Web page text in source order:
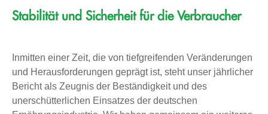
Stabilität und Sicherheit für die Verbraucher
Inmitten einer Zeit, die von tiefgreifenden Veränderungen
und Herausforderungen geprägt ist, steht unser jährlicher
Bericht als Zeugnis der Beständigkeit und des
unerschütterlichen Einsatzes der deutschen